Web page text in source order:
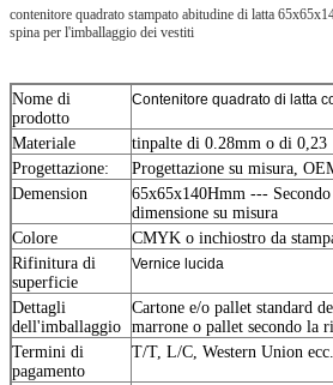
contenitore quadrato stampato abitudine di latta
spina per l'imballaggio dei vestiti
Nome di
prodotto
Contenitore quadrato di latta
Materiale
tinpalte di 0.28mm o di 0,23
Progettazione:
Progettazione su misura,
Demension
65x65x140Hmm ---
dimensione su misura
Colore
CMYK o inchiostro da
Rifinitura di
superficie
Vernice lucida
Dettagli
dell'imballaggio
Cartone e/o pallet standard
marrone o pallet secondo la
Termini di
pagamento
T/T, L/C, Western Union ecc.